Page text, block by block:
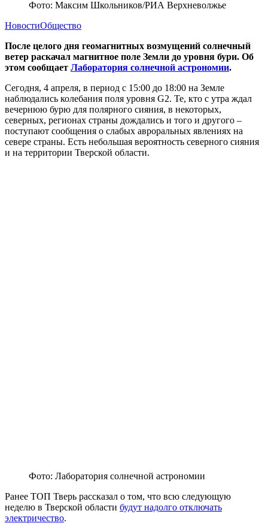
Фото: Максим Школьников/РИА Верхневолжье
НовостиОбщество
После целого дня геомагнитных возмущений солнечный
ветер раскачал магнитное поле Земли до уровня бури. Об
этом сообщает Лаборатория солнечной астрономии.
Сегодня, 4 апреля, в период с 15:00 до 18:00 на Земле
наблюдались колебания поля уровня G2. Те, кто с утра ждал
вечернюю бурю для полярного сияния, в некоторых,
северных, регионах страны дождались и того и другого –
поступают сообщения о слабых авроральных явлениях на
севере страны. Есть небольшая вероятность северного сияния
и на территории Тверской области.
Фото: Лаборатория солнечной астрономии
Ранее ТОП Тверь рассказал о том, что всю следующую
неделю в Тверской области будут надолго отключать
электричество.